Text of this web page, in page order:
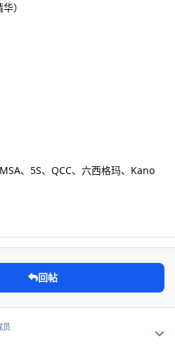
）
、5S、QCC、六西格玛、Kano
回帖
员